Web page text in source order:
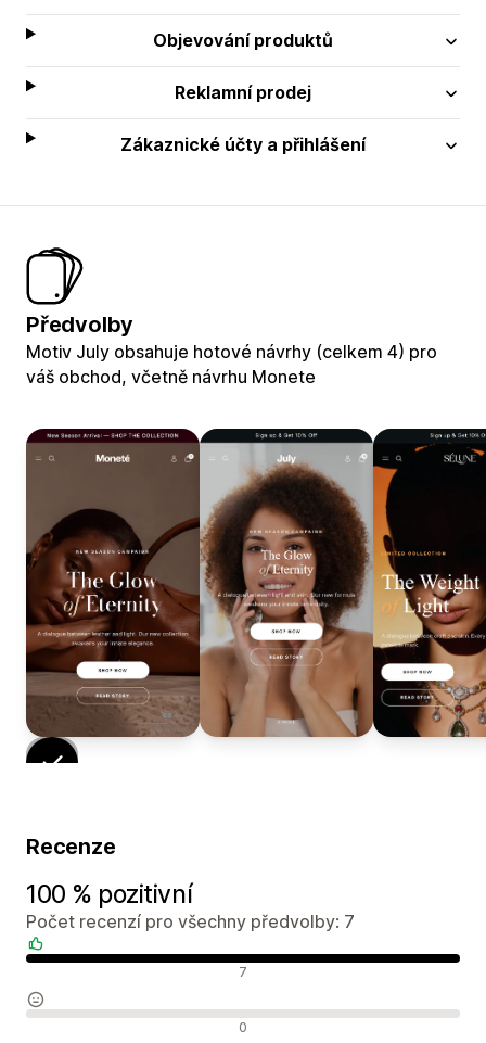
Objevování produktů
Reklamní prodej
Zákaznické účty a přihlášení
Předvolby
Motiv July obsahuje hotové návrhy (celkem 4) pro
váš obchod, včetně návrhu Monete
Recenze
100 % pozitivní
Počet recenzí pro všechny předvolby: 7
7
0